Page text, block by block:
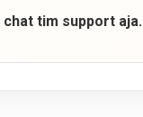
chat tim support aja.